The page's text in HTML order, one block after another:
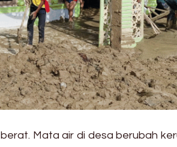
Mata air di desa berubah